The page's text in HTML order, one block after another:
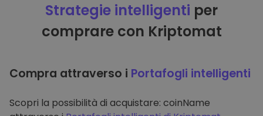
Strategie intelligenti per
comprare con Kriptomat
Compra attraverso i Portafogli intelligenti
Scopri la possibilità di acquistare: coinName